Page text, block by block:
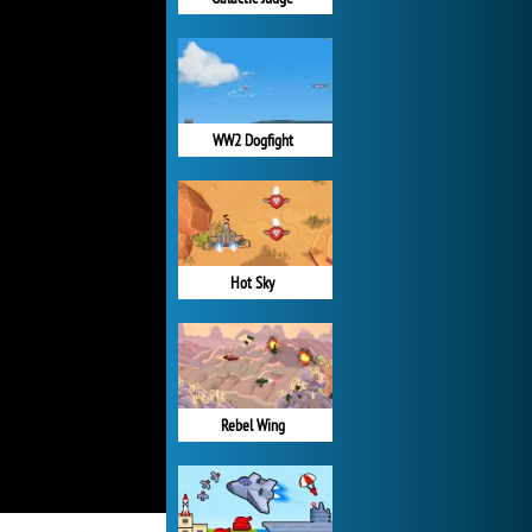
WW2 Dogfight
Hot Sky
Rebel Wing